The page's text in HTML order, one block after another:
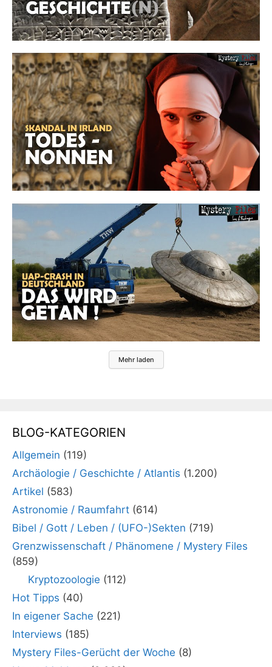
Mehr laden
BLOG-KATEGORIEN
Allgemein (119)
Archäologie / Geschichte / Atlantis (1.200)
Artikel (583)
Astronomie / Raumfahrt (614)
Bibel / Gott / Leben / (UFO-)Sekten (719)
Grenzwissenschaft / Phänomene / Mystery Files
(859)
Kryptozoologie (112)
Hot Tipps (40)
In eigener Sache (221)
Interviews (185)
Mystery Files-Gerücht der Woche (8)